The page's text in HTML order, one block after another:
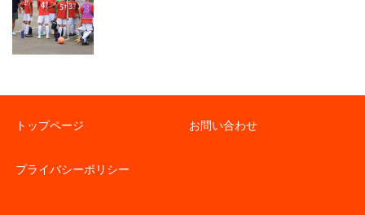
トップページ お問い合わせ
プライバシーポリシー